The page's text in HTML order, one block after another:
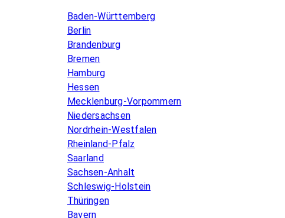
Baden-Württemberg
Berlin
Brandenburg
Bremen
Hamburg
Hessen
Mecklenburg-Vorpommern
Niedersachsen
Nordrhein-Westfalen
Rheinland-Pfalz
Saarland
Sachsen-Anhalt
Schleswig-Holstein
Thüringen
Bayern